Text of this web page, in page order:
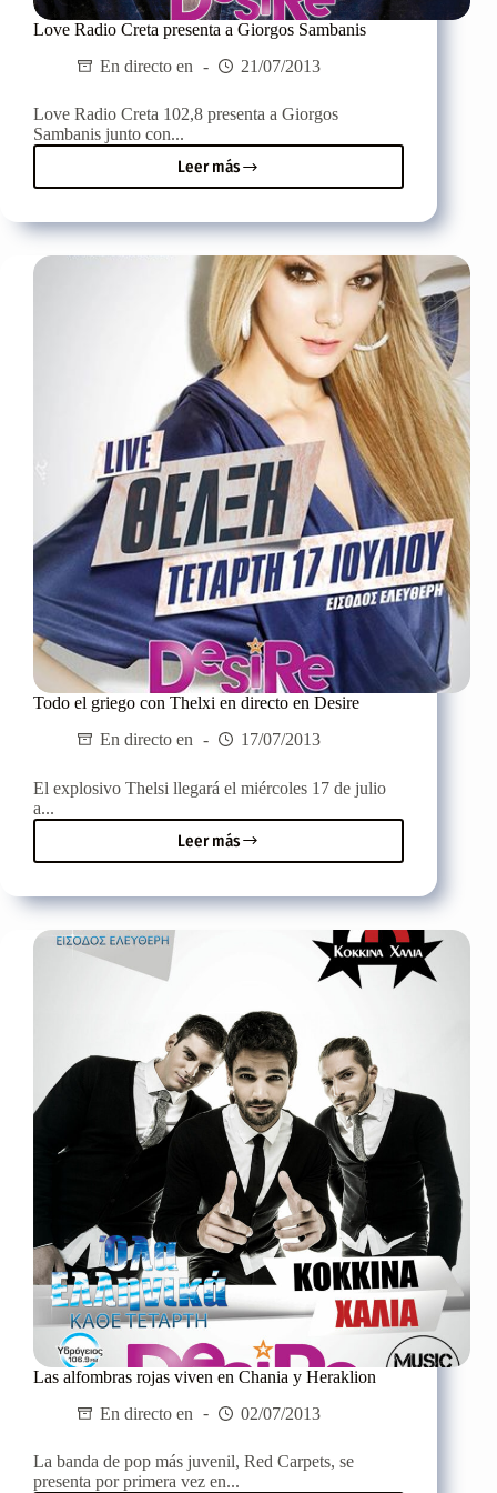
Love Radio Creta presenta a Giorgos Sambanis
En directo en
21/07/2013
Love Radio Creta 102,8 presenta a Giorgos
Sambanis junto con...
Leer más
Love
Radio
presenta
a
Giorgos
Sambanis
Todo el griego con Thelxi en directo en Desire
En directo en
17/07/2013
El explosivo Thelsi llegará el miércoles 17 de julio
a...
Leer más
Todo
el
con
Desire
Las alfombras rojas viven en Chania y Heraklion
En directo en
02/07/2013
La banda de pop más juvenil, Red Carpets, se
presenta por primera vez en...